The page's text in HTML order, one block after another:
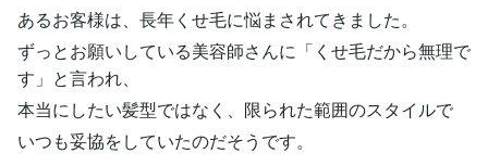
あるお客様は、長年くせ毛に悩まされてきました。
ずっとお願いしている美容師さんに「くせ毛だから無理で
す」と言われ、
本当にしたい髪型ではなく、限られた範囲のスタイルで
いつも妥協をしていたのだそうです。